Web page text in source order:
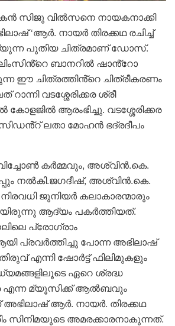
സിജു വിൽസനെ നായകനാക്കി
‘ആർ. നായർ തിരക്കഥ രചിച്ച്
പുതിയ ചിത്രമാണ് ഡോസ്.
ബാനറിൽ ഷാൻ്റോ
ഈ ചിത്രത്തിൻ്റെ ചിത്രീകരണം
വടശ്ശേരിക്കര ശ്രീ
ആരംഭിച്ചു. വടശ്ശേരിക്കര
ലതാ മോഹൻ ഭദ്രദീപം
കർമ്മവും, അശ്വിൻ.കെ.
നൽകി.ജഗദീഷ്, അശ്വിൻ.കെ.
ജുനിയർ കലാകാരന്മാരും
ആദ്യം പകർത്തിയത്.
പ്രോഗ്രാം
പ്രവർത്തിച്ചു പോന്ന അഭിലാഷ്
എന്നി ഷോർട്ട് ഫിലിമുകളും
ഏറെ ശ്രദ്ധ
എന്ന മ്യൂസിക്ക് ആൽബവും
അഭിലാഷ് ആർ. നായർ. തിരക്കഥ
സിനിമയുടെ അമരക്കാരനാകുന്നത്.